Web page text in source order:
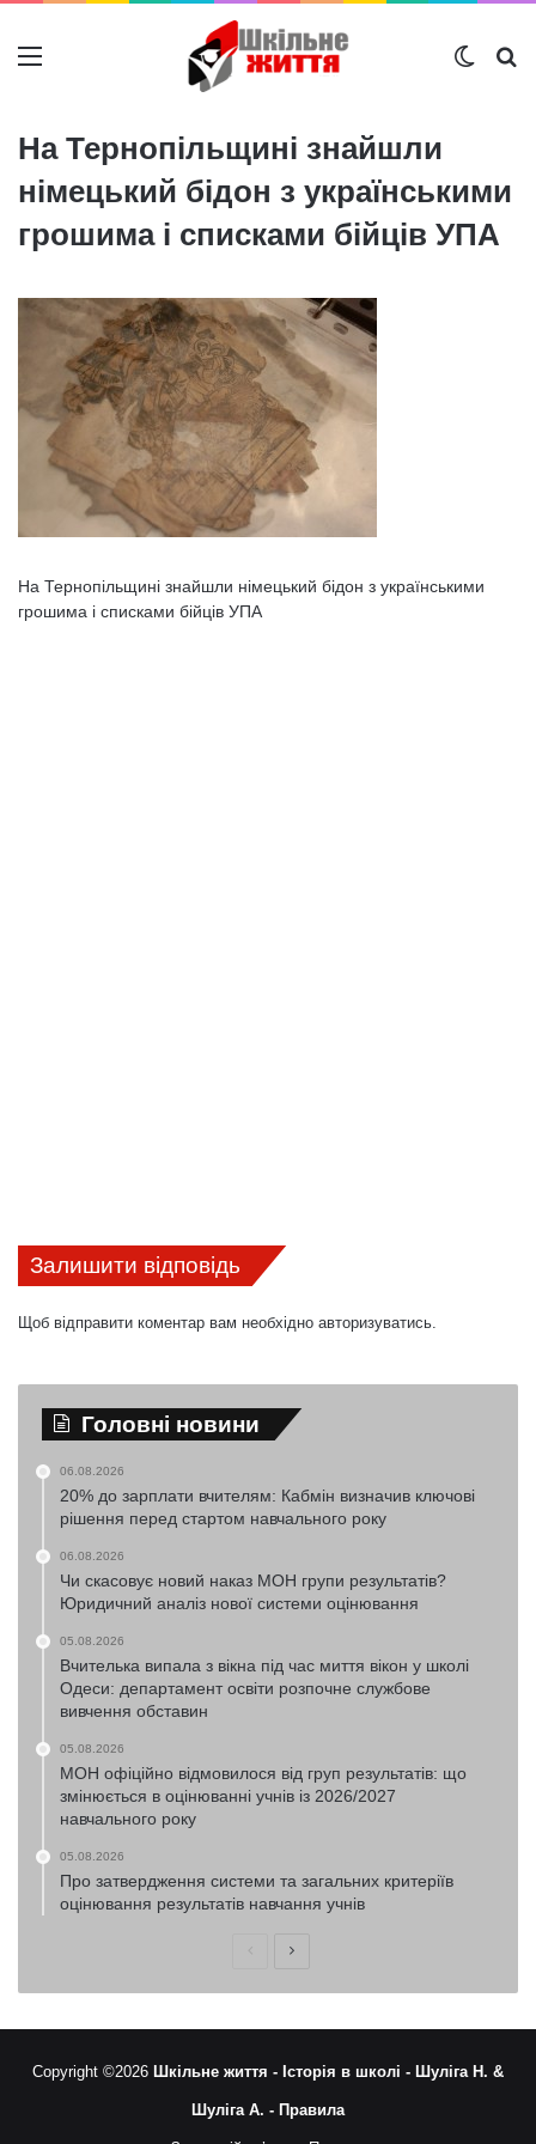
Меню
На Тернопільщині знайшли
німецький бідон з українськими
грошима і списками бійців УПА
На Тернопільщині знайшли німецький бідон з українськими
грошима і списками бійців УПА
Залишити відповідь
Щоб відправити коментар вам необхідно авторизуватись.
Головні новини
06.08.2026
20% до зарплати вчителям: Кабмін визначив ключові
рішення перед стартом навчального року
06.08.2026
Чи скасовує новий наказ МОН групи результатів?
Юридичний аналіз нової системи оцінювання
05.08.2026
Вчителька випала з вікна під час миття вікон у школі
Одеси: департамент освіти розпочне службове
вивчення обставин
05.08.2026
МОН офіційно відмовилося від груп результатів: що
змінюється в оцінюванні учнів із 2026/2027
навчального року
05.08.2026
Про затвердження системи та загальних критеріїв
оцінювання результатів навчання учнів
ПопередняНаступна
Copyright ©2026 Шкільне життя - Історія в школі - Шуліга Н. &
Шуліга А. - Правила